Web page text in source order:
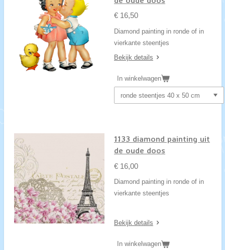
€ 16,50
Diamond painting in ronde of in
vierkante steentjes
Bekijk details
In winkelwagen
1133 diamond painting uit
de oude doos
€ 16,00
Diamond painting in ronde of in
vierkante steentjes
Bekijk details
In winkelwagen